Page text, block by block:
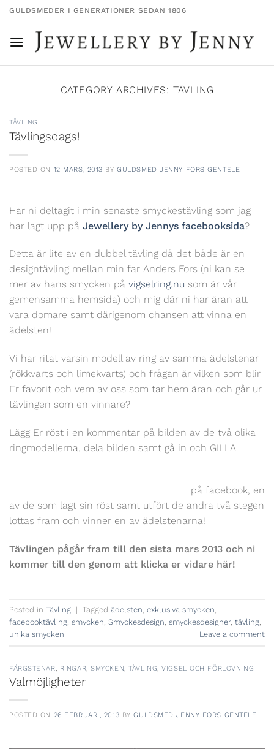
Skip
content
GULDSMEDER I GENERATIONER SEDAN 1806
CATEGORY ARCHIVES: TÄVLING
TÄVLING
Tävlingsdags!
POSTED ON 12 MARS, 2013 BYGULDSMED JENNY FORS GENTELE
Har ni deltagit i min senaste smyckestävling som jag
har lagt upp på Jewellery by Jennys facebooksida?
Detta är lite av en dubbel tävling då det både är en
designtävling mellan min far Anders Fors (ni kan se
mer av hans smycken på vigselring.nu som är vår
gemensamma hemsida) och mig där ni har äran att
vara domare samt därigenom chansen att vinna en
ädelsten!
Vi har ritat varsin modell av ring av samma ädelstenar
(rökkvarts och limekvarts) och frågan är vilken som blir
Er favorit och vem av oss som tar hem äran och går ur
tävlingen som en vinnare?
Lägg Er röst i en kommentar på bilden av de två olika
ringmodellerna, dela bilden samt gå in och GILLA
på facebook, en
av de som lagt sin röst samt utfört de andra två stegen
lottas fram och vinner en av ädelstenarna!
Tävlingen pågår fram till den sista mars 2013 och ni
kommer till den genom att klicka er vidare här!
Posted in Tävling | Tagged ädelsten exklusiva smycken
facebooktävling smycken Smyckesdesign smyckesdesigner, tävling
unika smycken
Leave a comment
FÄRGSTENAR, RINGAR,SMYCKEN,TÄVLING,VIGSEL OCH FÖRLOVNING
Valmöjligheter
POSTED ON 26 FEBRUARI, 2013 BYGULDSMED JENNY FORS GENTELE